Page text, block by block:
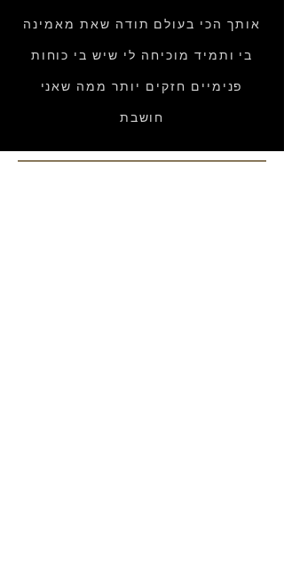
אותך הכי בעולם תודה שאת מאמינה
בי ותמיד מוכיחה לי שיש בי כוחות
פנימיים חזקים יותר ממה שאני
חושבת